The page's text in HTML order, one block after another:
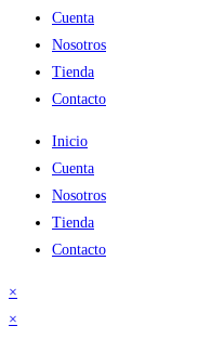
Cuenta
Nosotros
Tienda
Contacto
Inicio
Cuenta
Nosotros
Tienda
Contacto
×
×